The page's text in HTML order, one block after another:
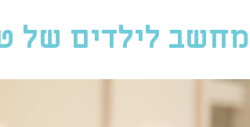
מחשב לילדים של